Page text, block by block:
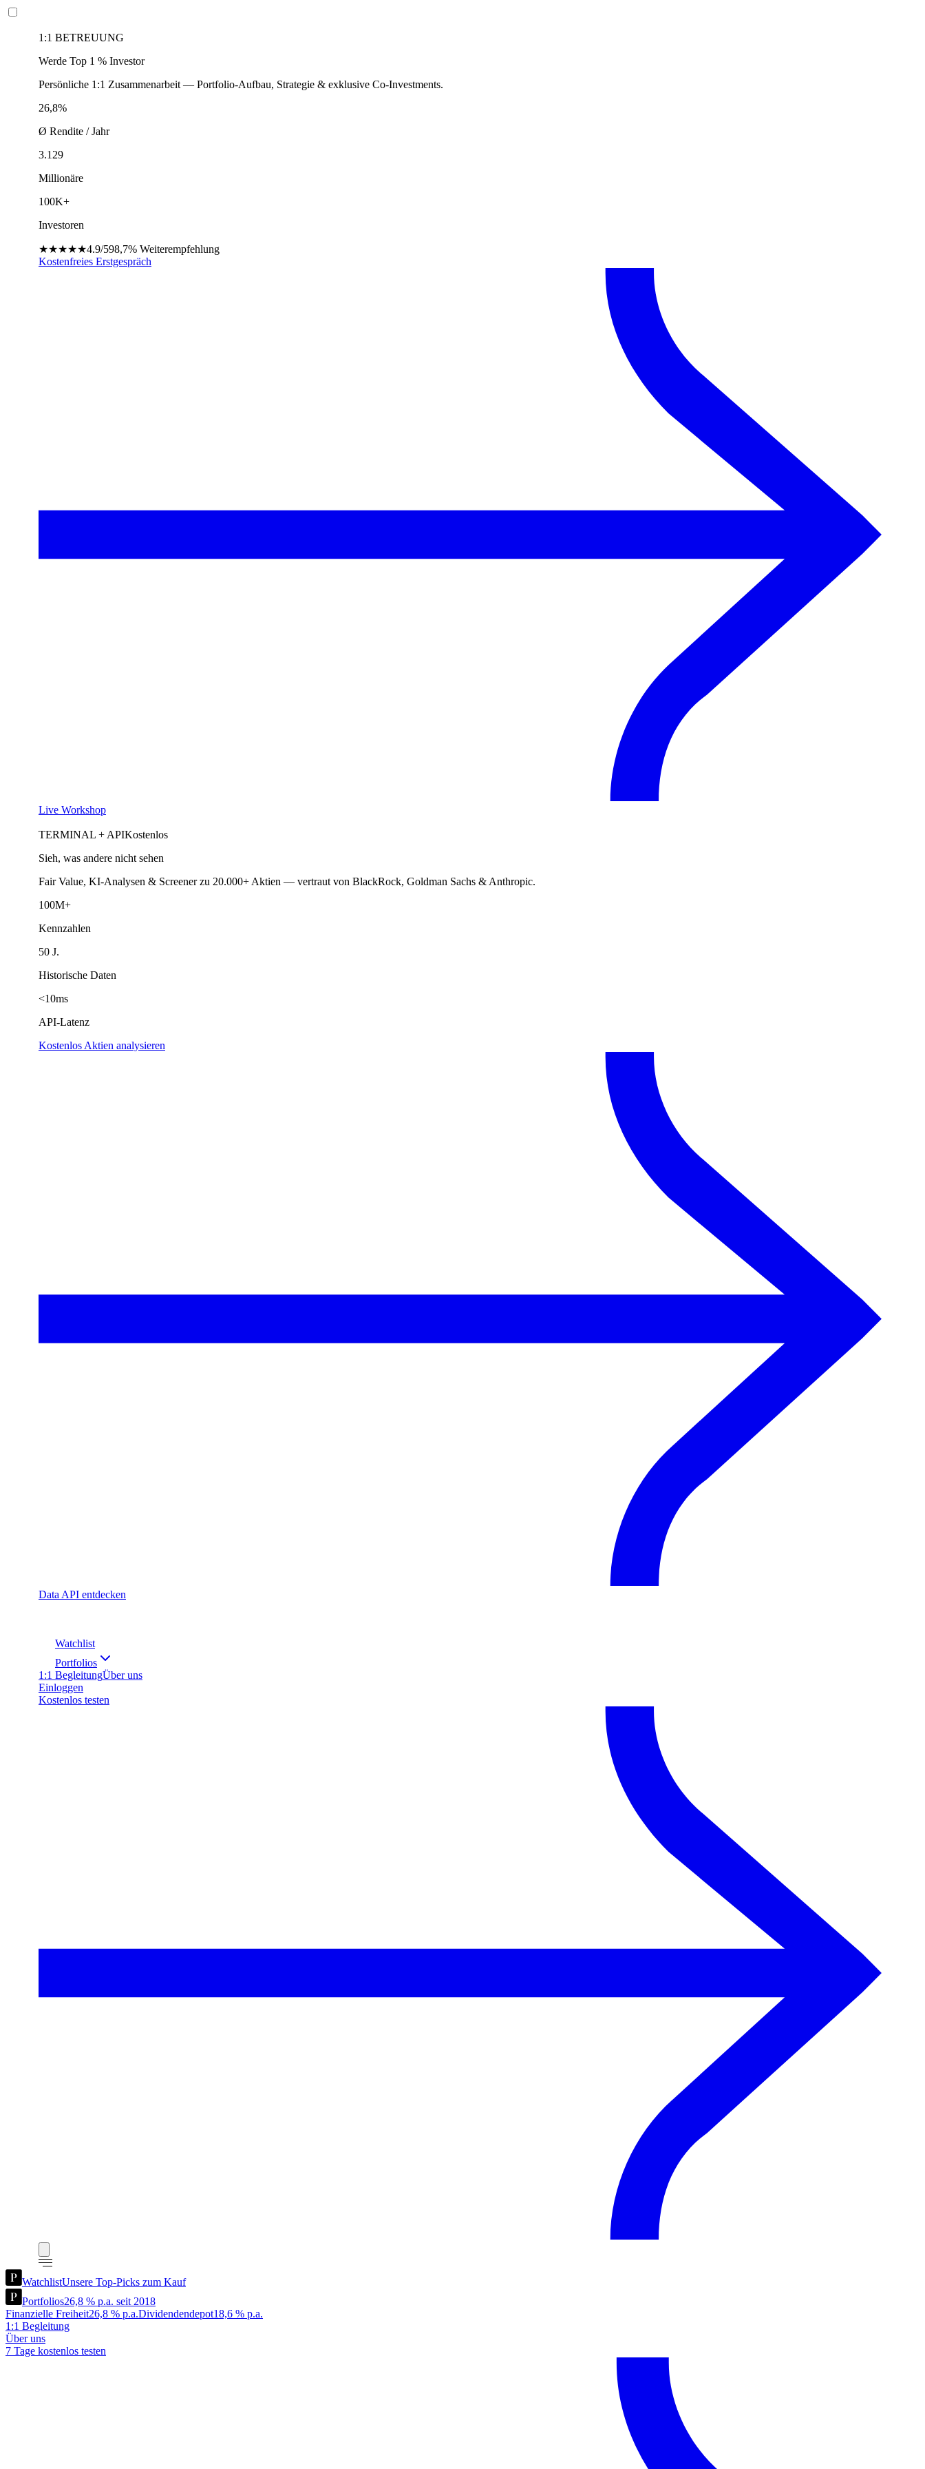
1:1 BETREUUNG
Werde Top 1 % Investor
Persönliche 1:1 Zusammenarbeit — Portfolio-Aufbau, Strategie & exklusive Co-Investments.
26,8%
Ø Rendite / Jahr
3.129
Millionäre
100K+
Investoren
★★★★★4.9/598,7% Weiterempfehlung
Kostenfreies Erstgespräch
Live Workshop
TERMINAL + APIKostenlos
Sieh, was andere nicht sehen
Fair Value, KI-Analysen & Screener zu 20.000+ Aktien — vertraut von BlackRock, Goldman Sachs & Anthropic.
100M+
Kennzahlen
50 J.
Historische Daten
<10ms
API-Latenz
Kostenlos Aktien analysieren
Data API entdecken
Watchlist
Portfolios
1:1 BegleitungÜber uns
Einloggen
Kostenlos testen
WatchlistUnsere Top-Picks zum Kauf
Portfolios26,8 % p.a. seit 2018
Finanzielle Freiheit26,8 % p.a.Dividendendepot18,6 % p.a.
1:1 Begleitung
Über uns
7 Tage kostenlos testen